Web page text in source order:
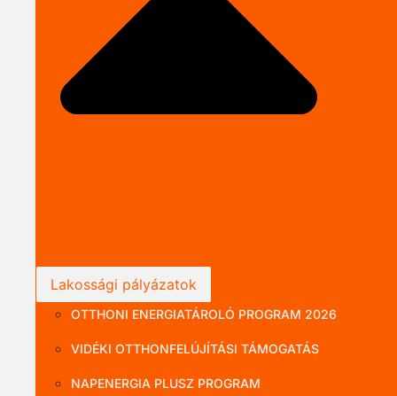
Lakossági pályázatok
OTTHONI ENERGIATÁROLÓ PROGRAM 2026
VIDÉKI OTTHONFELÚJÍTÁSI TÁMOGATÁS
NAPENERGIA PLUSZ PROGRAM